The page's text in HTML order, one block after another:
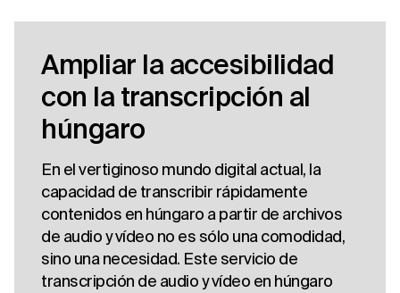
Ampliar la accesibilidad
con la transcripción al
húngaro
En el vertiginoso mundo digital actual, la
capacidad de transcribir rápidamente
contenidos en húngaro a partir de archivos
de audio y vídeo no es sólo una comodidad,
sino una necesidad. Este servicio de
transcripción de audio y vídeo en húngaro